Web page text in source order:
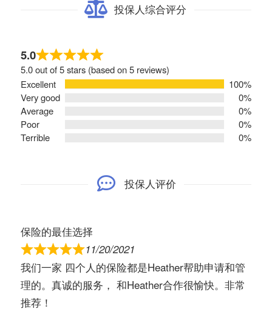
投保人综合评分
5.0
5.0 out of 5 stars (based on 5 reviews)
Excellent
100%
Very good
0%
Average
0%
Poor
0%
Terrible
0%
投保人评价
保险的最佳选择
11/20/2021
我们一家 四个人的保险都是Heather帮助申请和管
理的。真诚的服务， 和Heather合作很愉快。非常
推荐！